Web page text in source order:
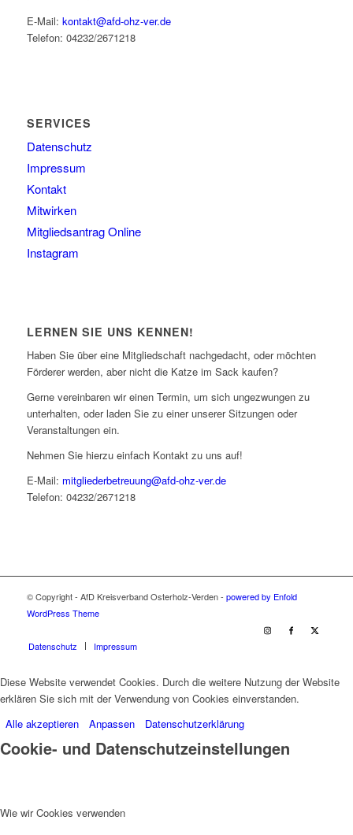
E-Mail: kontakt@afd-ohz-ver.de
Telefon: 04232/2671218
SERVICES
Datenschutz
Impressum
Kontakt
Mitwirken
Mitgliedsantrag Online
Instagram
LERNEN SIE UNS KENNEN!
Haben Sie über eine Mitgliedschaft nachgedacht, oder möchten
Förderer werden, aber nicht die Katze im Sack kaufen?
Gerne vereinbaren wir einen Termin, um sich ungezwungen zu
unterhalten, oder laden Sie zu einer unserer Sitzungen oder
Veranstaltungen ein.
Nehmen Sie hierzu einfach Kontakt zu uns auf!
E-Mail: mitgliederbetreuung@afd-ohz-ver.de
Telefon: 04232/2671218
© Copyright - AfD Kreisverband Osterholz-Verden - powered by Enfold
WordPress Theme
Datenschutz Impressum
Diese Website verwendet Cookies. Durch die weitere Nutzung der Website
erklären Sie sich mit der Verwendung von Cookies einverstanden.
Alle akzeptieren
Anpassen Datenschutzerklärung
Cookie- und Datenschutzeinstellungen
Wie wir Cookies verwenden